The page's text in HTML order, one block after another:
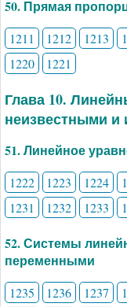
50. Прямая
1211 1212 1213
1220
1221
Глава 10.
неизвестными и
51. Линейное
1222 1223 1224
1231
1232 1233
52. Системы
переменными
1235 1236 1237